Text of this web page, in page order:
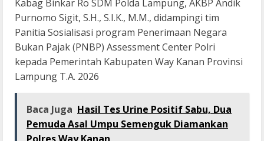
Kabag Binkar Ro SDM Polda Lampung, AKBP Andik
Purnomo Sigit, S.H., S.I.K., M.M., didampingi tim
Panitia Sosialisasi program Penerimaan Negara
Bukan Pajak (PNBP) Assessment Center Polri
kepada Pemerintah Kabupaten Way Kanan Provinsi
Lampung T.A. 2026
Baca Juga Hasil Tes Urine Positif Sabu, Dua
Pemuda Asal Umpu Semenguk Diamankan